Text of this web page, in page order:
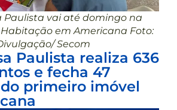
Paulista vai até domingo na
em Americana Foto:
Secom
Paulista realiza 636
e fecha 47
primeiro imóvel